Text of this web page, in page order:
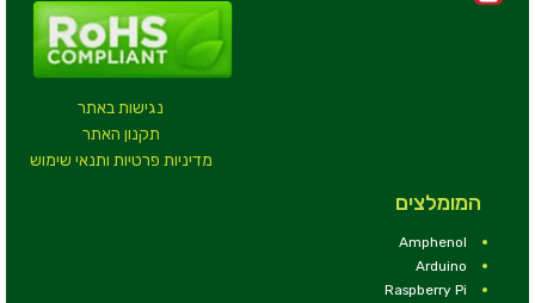
נגישות באתר
תקנון האתר
מדיניות פרטיות ותנאי שימוש
המומלצים
Amphenol
Arduino
Raspberry Pi